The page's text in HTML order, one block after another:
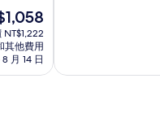
NT$1,222
其他費用
月 14 日
夠